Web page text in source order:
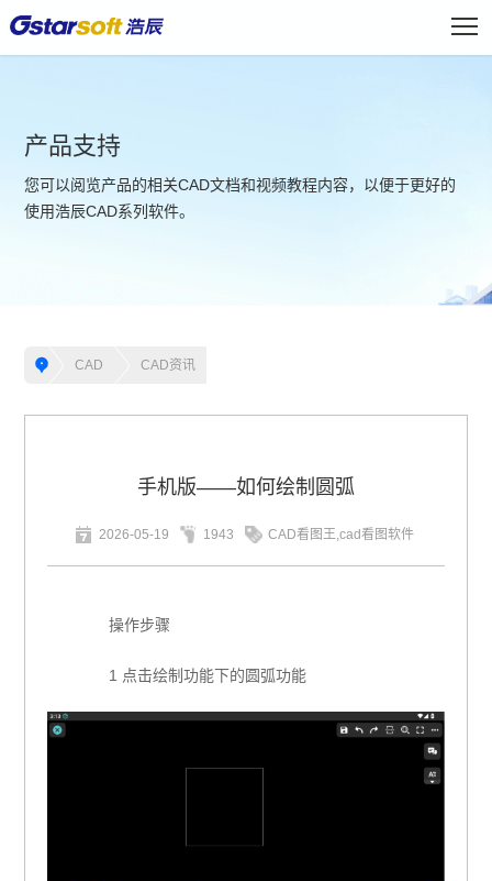
产品支持
您可以阅览产品的相关CAD文档和视频教程内容，以便于更好的
使用浩辰CAD系列软件。
CAD CAD资讯
手机版——如何绘制圆弧
2026-05-19 1943 CAD看图王,cad看图软件
操作步骤
1 点击绘制功能下的圆弧功能